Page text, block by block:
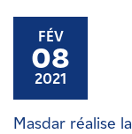
FÉV
08
2021
Masdar réalise